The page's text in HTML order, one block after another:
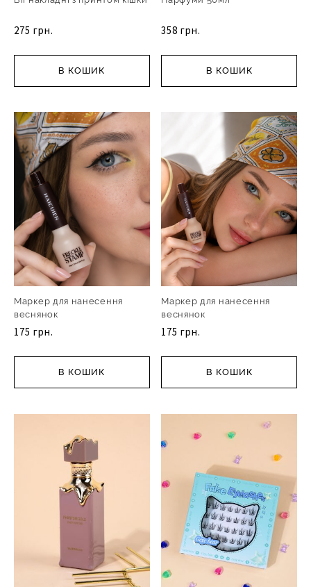
275 грн.
В КОШИК
358 грн.
В КОШИК
Маркер для нанесення
веснянок
175 грн.
В КОШИК
Маркер для нанесення
веснянок
175 грн.
В КОШИК